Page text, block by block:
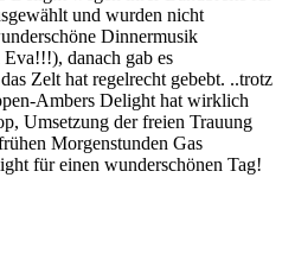
und wurden nicht
Dinnermusik
danach gab es
Zelt hat regelrecht gebebt. ..trotz
Ambers Delight hat wirklich
Umsetzung der freien Trauung
Morgenstunden Gas
für einen wunderschönen Tag!